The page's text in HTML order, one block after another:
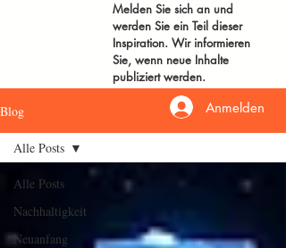
Blog
Alle Posts
Nachhaltigkeit
Neuanfang
Alle Posts
Melden Sie sich an und
werden Sie ein Teil dieser
Inspiration. Wir informieren
Sie, wenn neue Inhalte
publiziert werden.
Anmelden